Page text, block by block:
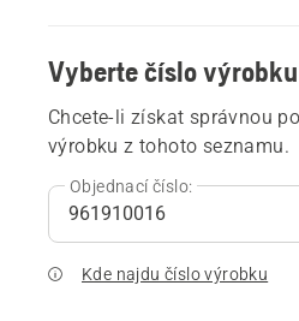
Vyberte číslo výrobku
Chcete-li získat správnou
výrobku z tohoto seznamu.
Objednací číslo:
Kde najdu číslo výrobku